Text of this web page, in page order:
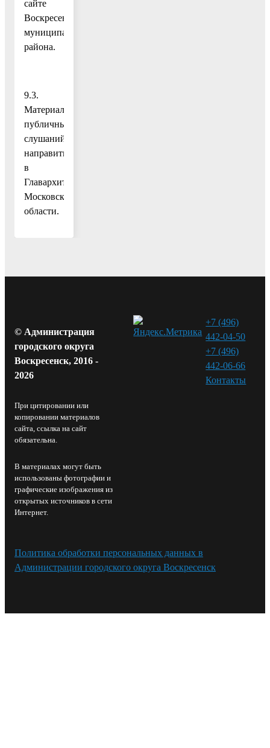
сайте
Воскресенского
муниципального
района.
9.3.
Материалы
публичных
слушаний
направить
в
Главархитектуру
Московской
области.
© Администрация
городского округа
Воскресенск, 2016 -
2026
При цитировании или
копировании материалов
сайта, ссылка на сайт
обязательна.
В материалах могут быть
использованы фотографии и
графические изображения из
открытых источников в сети
Интернет.
+7 (496)
442-04-50
+7 (496)
442-06-66
Контакты⁠
Политика обработки персональных данных в
Администрации городского округа Воскресенск